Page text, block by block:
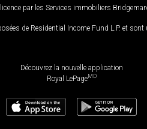
par les Services immobiliers
de Residential Income Fund L.P. et
Découvrez la nouvelle application
Royal LePageMD